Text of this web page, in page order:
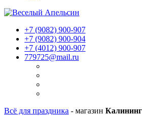
+7 (9082) 900-907
+7 (9082) 900-904
+7 (4012) 900-907
779725@mail.ru
Всё для праздника - магазин